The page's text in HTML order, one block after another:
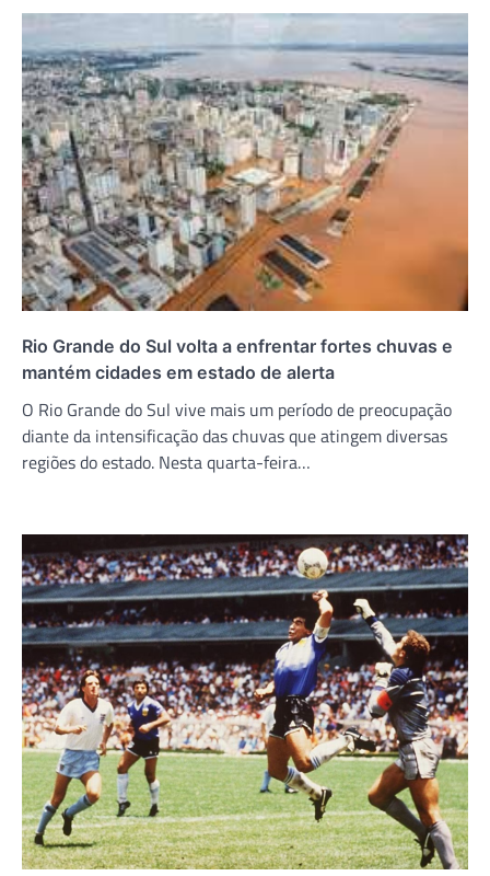
Rio Grande do Sul volta a enfrentar fortes chuvas e
mantém cidades em estado de alerta
O Rio Grande do Sul vive mais um período de preocupação
diante da intensificação das chuvas que atingem diversas
regiões do estado. Nesta quarta-feira…